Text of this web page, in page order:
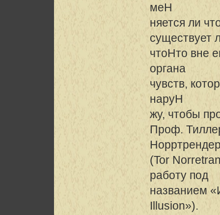
меH
няется ли
существует
чтоHто вне
органа
чувств,
наруH
жу, чтобы
Проф.
(Tor
работу под
названием
Illusion»).